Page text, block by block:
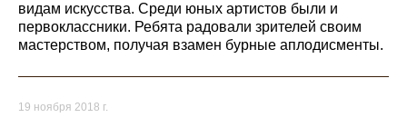
видам искусства. Среди юных артистов были и
первоклассники. Ребята радовали зрителей своим
мастерством, получая взамен бурные аплодисменты.
19 ноября 2018 г.